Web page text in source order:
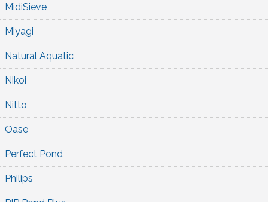
MidiSieve
Miyagi
Natural Aquatic
Nikoi
Nitto
Oase
Perfect Pond
Philips